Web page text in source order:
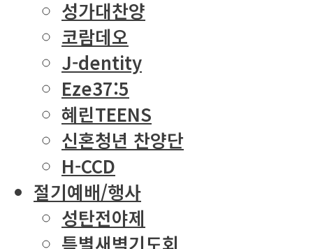
성가대찬양
코람데오
J-dentity
Eze37:5
혜린TEENS
신혼청년 찬양단
H-CCD
절기예배/행사
성탄전야제
특별새벽기도회